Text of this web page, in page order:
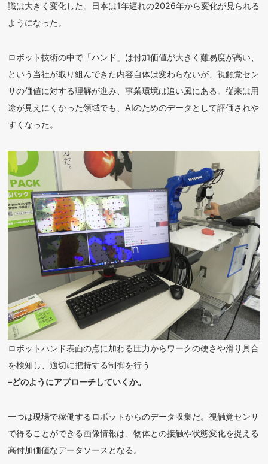
識は大きく変化した。日本は1年遅れの2026年から変化が見られる
ようになった。
ロボット技術の中で「ハンド」は付加価値が大きく難易度が高い、
という当社が取り組んできた内容自体は変わらないが、視触覚セン
サの価値に対する理解が進み、事業環境は追い風にある。従来は用
途が見えにくかった領域でも、AIのためのデータとして評価されや
すくなった。
ロボットハンド表面の点に加わる圧力からワークの硬さや滑り具合
を検知し、適切に把持する制御を行う
–どのようにアプローチしていくか。
一つは現場で稼働するロボットからのデータ収集だ。視触覚センサ
で得ることができる画像情報は、物体との接触や状態変化を捉える
高付加価値なデータソースとなる。